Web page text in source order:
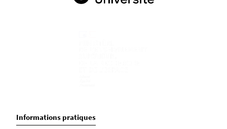
Informations pratiques